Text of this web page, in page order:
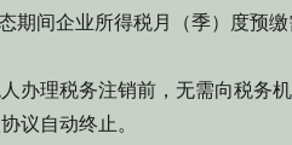
间企业所得税月（季）度预缴
理税务注销前，无需向税务机
议自动终止。